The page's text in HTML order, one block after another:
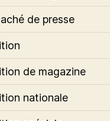
de presse
de magazine
nationale